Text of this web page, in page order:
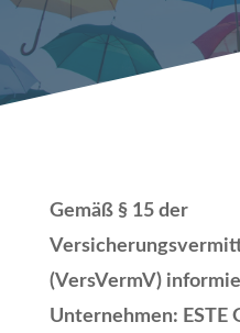
Gemäß § 15 der
(VersVermV)
Unternehmen: ESTE